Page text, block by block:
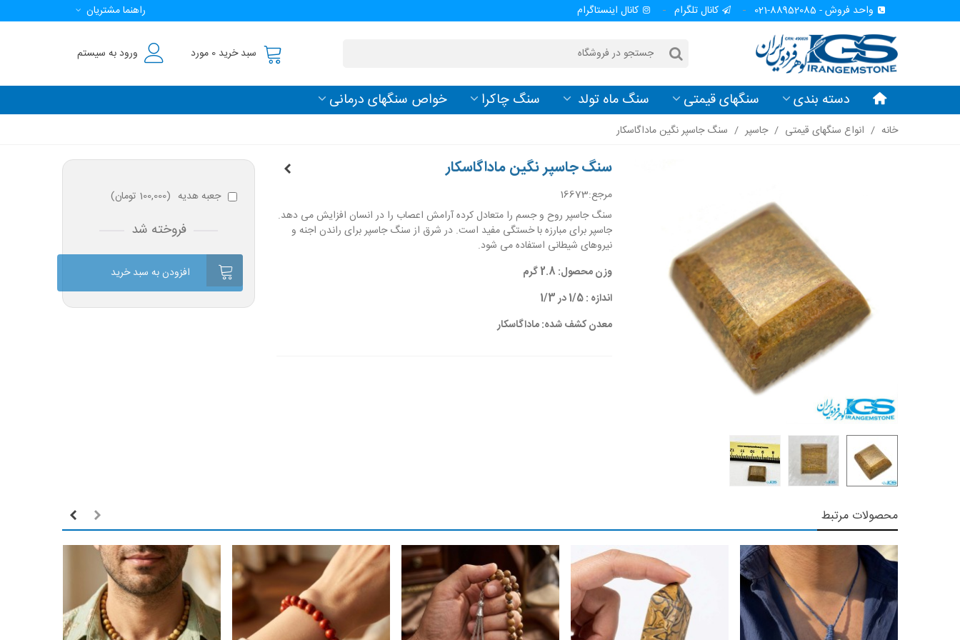
واحد فروش - 88952085-021 کانال تلگرام کانال اینستاگرام راهنما مشتریان
سبد خرید 0 مورد ورود به سیستم
دسته بندی سنگهای قیمتی سنگ ماه تولد سنگ چاکرا خواص سنگهای درمانی
خانه / انواع سنگهای قیمتی / جاسپر / سنگ جاسپر نگین ماداگاسکار
سنگ جاسپر نگین ماداگاسکار
مرجع:16673
سنگ جاسپر روح و جسم را متعادل کرده آرامش اعصاب را در انسان افزایش می دهد.
جاسپر برای مبارزه با خستگی مفید است. در شرق از سنگ جاسپر برای راندن اجنه و
نیروهای شیطانی استفاده می شود.
وزن محصول: 2.8 گرم
اندازه : 1/5 در 1/3
معدن کشف شده: ماداگاسکار
جعبه هدیه (100,000 تومان )
فروخته شد
افزودن به سبد خرید
محصولات مرتبط